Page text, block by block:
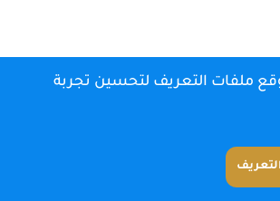
ملفات التعريف لتحسين تجربة